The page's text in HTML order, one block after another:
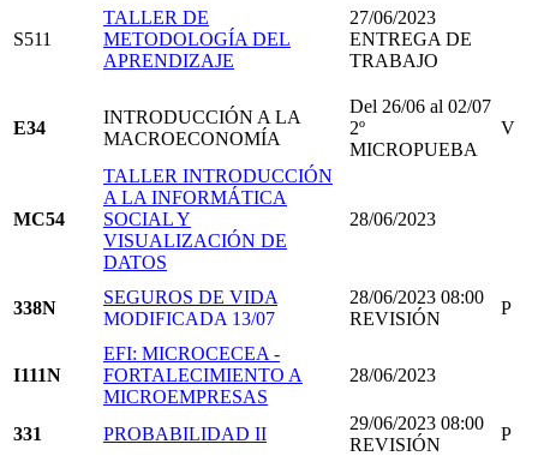
S511
TALLER DE
METODOLOGÍA DEL
APRENDIZAJE
27/06/2023
ENTREGA DE
TRABAJO
E34
INTRODUCCIÓN A LA
MACROECONOMÍA
Del 26/06 al 02/07
2º
MICROPUEBA
V
MC54
TALLER INTRODUCCIÓN
A LA INFORMÁTICA
SOCIAL Y
VISUALIZACIÓN DE
DATOS
28/06/2023
338N
SEGUROS DE VIDA
MODIFICADA 13/07
28/06/2023 08:00
REVISIÓN
P
I111N
EFI: MICROCECEA -
FORTALECIMIENTO A
MICROEMPRESAS
28/06/2023
331 PROBABILIDAD II
29/06/2023 08:00
REVISIÓN
P